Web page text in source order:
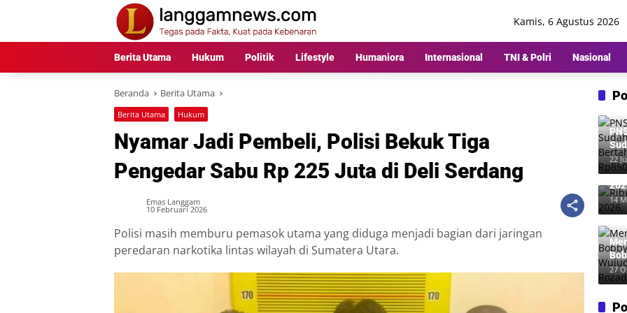
Kamis, 6 Agustus 2026
Berita Utama Hukum Politik Lifestyle Humaniora Internasional TNI & Polri Nasional
Beranda Berita Utama
Berita Utama Hukum
Nyamar Jadi Pembeli, Polisi Bekuk Tiga
Pengedar Sabu Rp 225 Juta di Deli Serdang
Emas Langgam
10 Februari 2026
Polisi masih memburu pemasok utama yang diduga menjadi bagian dari jaringan
peredaran narkotika lintas wilayah di Sumatera Utara.
22
14
27